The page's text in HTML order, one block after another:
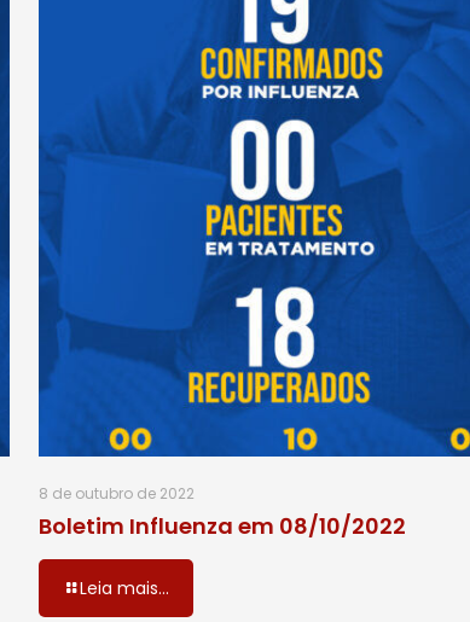
8 de outubro de 2022
Boletim Influenza em 08/10/2022
Leia mais...